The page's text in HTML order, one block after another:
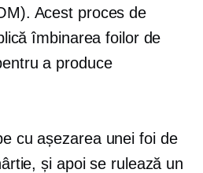
Acest proces de
îmbinarea foilor de
a produce
cu așezarea unei foi de
și apoi se rulează un